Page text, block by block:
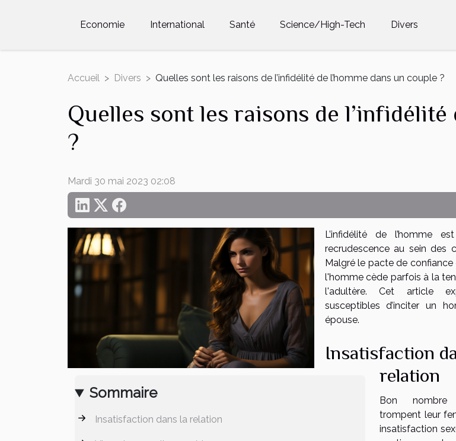
Economie International Santé Science/High-Tech Divers
Accueil Divers Quelles sont les raisons de l’infidélité de l’homme dans un couple ?
Quelles sont les raisons de l’infidélité
?
Mardi 30 mai 2023 02:08
Sommaire
Insatisfaction dans la relation
L’infidélité de l’homme
recrudescence au sein des
Malgré le pacte de confiance
l'homme cède parfois à la
l'adultère. Cet article
susceptibles d’inciter un
épouse.
Insatisfaction
relation
Bon nombre
trompent leur
insatisfaction